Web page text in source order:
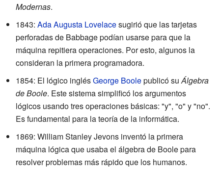
Modernas.
1843: Ada Augusta Lovelacesugirió que las tarjetas
perforadas de Babbage podían usarse para que la
máquina repitiera operaciones. Por esto, algunos la
consideran la primera programadora.
1854: El lógico inglésGeorge Boolepublicó su Álgebra
de Boole. Este sistema simplificó los argumentos
lógicos usando tres operaciones básicas: "y", "o" y "no".
Es fundamental para la teoría de la informática.
1869: William Stanley Jevons inventó la primera
máquina lógica que usaba el álgebra de Boole para
resolver problemas más rápido que los humanos.